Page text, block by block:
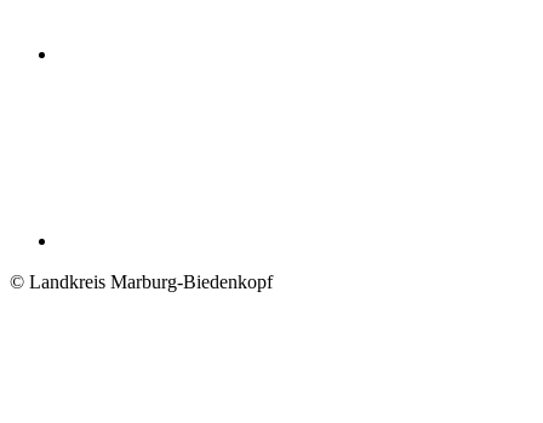
© Landkreis Marburg-Biedenkopf